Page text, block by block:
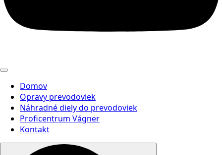
Domov
Opravy prevodoviek
Náhradné diely do prevodoviek
Proficentrum Vágner
Kontakt